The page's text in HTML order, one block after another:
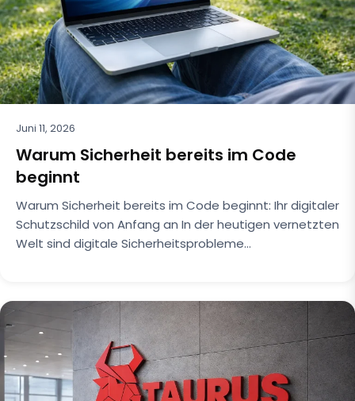
Juni 11, 2026
Warum Sicherheit bereits im Code
beginnt
Warum Sicherheit bereits im Code beginnt: Ihr digitaler
Schutzschild von Anfang an In der heutigen vernetzten
Welt sind digitale Sicherheitsprobleme…